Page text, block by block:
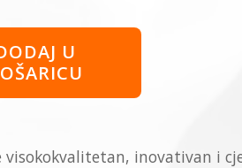
U
visokokvalitetan, inovativan i